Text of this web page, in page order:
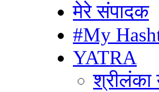
मेरे संपादक
#My
YATRA
श्रीलंका